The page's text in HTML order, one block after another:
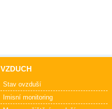
VZDUCH
Stav ovzduší
Imisní monitoring